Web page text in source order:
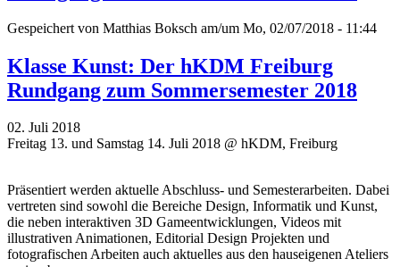
Gespeichert von Matthias Boksch am/um Mo, 02/07/2018 - 11:44
Klasse Kunst: Der hKDM Freiburg
Rundgang zum Sommersemester 2018
02. Juli 2018
Freitag 13. und Samstag 14. Juli 2018 @ hKDM, Freiburg
Präsentiert werden aktuelle Abschluss- und Semesterarbeiten. Dabei
vertreten sind sowohl die Bereiche Design, Informatik und Kunst,
die neben interaktiven 3D Gameentwicklungen, Videos mit
illustrativen Animationen, Editorial Design Projekten und
fotografischen Arbeiten auch aktuelles aus den hauseigenen Ateliers